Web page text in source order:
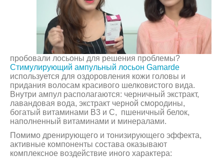
пробовали лосьоны для решения проблемы?
Стимулирующий ампульный лосьон Gamarde
используется для оздоровления кожи головы и
придания волосам красивого шелковистого вида.
Внутри ампул располагаются: черничный экстракт,
лавандовая вода, экстракт черной смородины,
богатый витаминами В3 и С, пшеничный белок,
наполненный витаминами и минералами.
Помимо дренирующего и тонизирующего эффекта,
активные компоненты состава оказывают
комплексное воздействие иного характера: